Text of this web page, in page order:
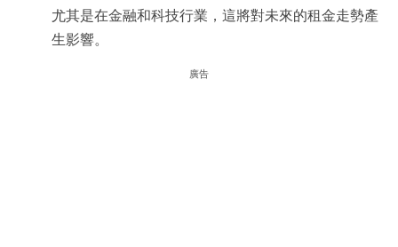
尤其是在金融和科技行業，這將對未來的租金走勢產
生影響。
廣告